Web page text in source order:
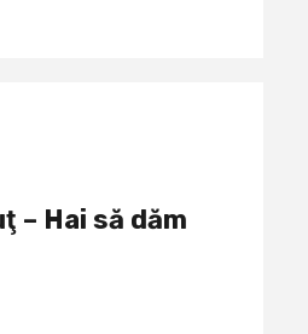
– Hai să dăm